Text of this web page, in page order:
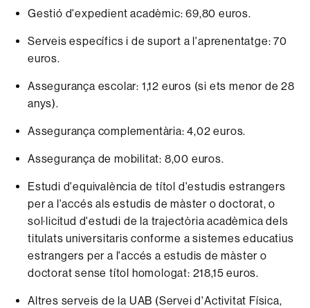
Gestió d'expedient acadèmic: 69,80 euros.
Serveis específics i de suport a l'aprenentatge: 70
euros.
Assegurança escolar: 1,12 euros (si ets menor de 28
anys).
Assegurança complementària: 4,02 euros.
Assegurança de mobilitat: 8,00 euros.
Estudi d'equivalència de títol d'estudis estrangers
per a l'accés als estudis de màster o doctorat, o
sol·licitud d'estudi de la trajectòria acadèmica dels
titulats universitaris conforme a sistemes educatius
estrangers per a l'accés a estudis de màster o
doctorat sense títol homologat: 218,15 euros.
Altres serveis de la UAB (Servei d'Activitat Física,